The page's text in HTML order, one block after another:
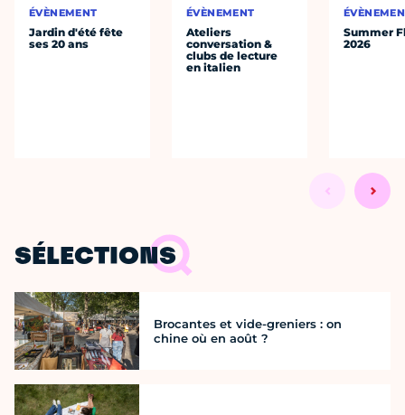
ÉVÈNEMENT
Jardin d'été fête
ses 20 ans
ÉVÈNEMENT
Ateliers
conversation &
clubs de lecture
en italien
Summer
2026
SÉLECTIONS
Brocantes et vide-greniers : on
chine où en août ?